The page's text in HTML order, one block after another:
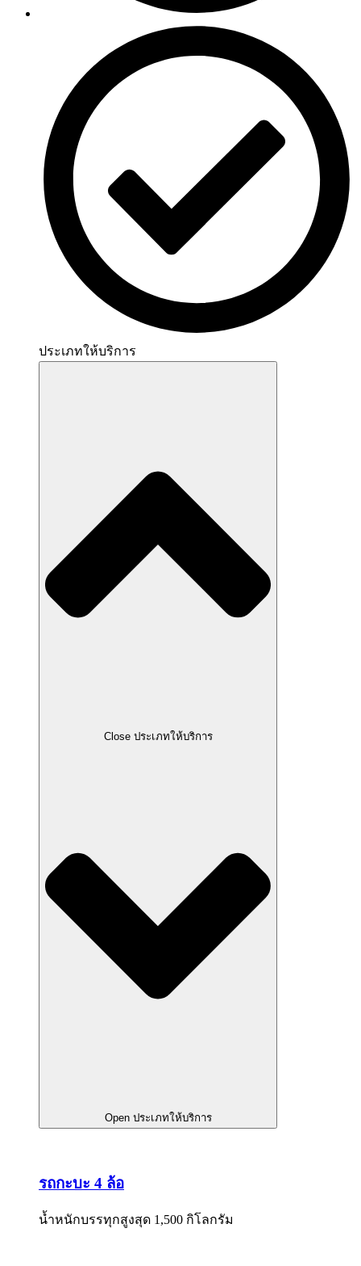
ประเภทให้บริการ
Close ประเภทให้บริการ
Open ประเภทให้บริการ
รถกะบะ 4 ล้อ
น้ำหนักบรรทุกสูงสุด 1,500 กิโลกรัม